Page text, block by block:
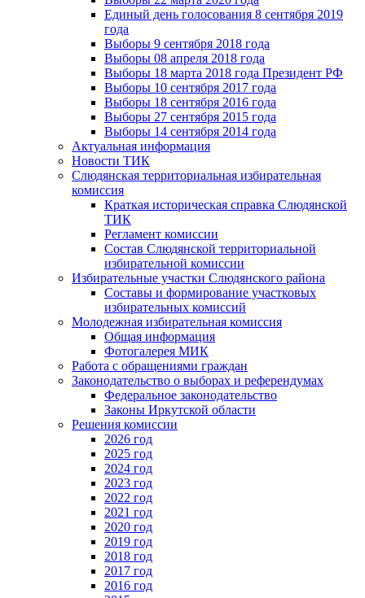
Единый день голосования 8 сентября 2019
года
Выборы 9 сентября 2018 года
Выборы 08 апреля 2018 года
Выборы 18 марта 2018 года Президент РФ
Выборы 10 сентября 2017 года
Выборы 18 сентября 2016 года
Выборы 27 сентября 2015 года
Выборы 14 сентября 2014 года
Актуальная информация
Новости ТИК
Слюдянская территориальная избирательная
комиссия
Краткая историческая справка Слюдянской
ТИК
Регламент комиссии
Состав Слюдянской территориальной
избирательной комиссии
Избирательные участки Слюдянского района
Составы и формирование участковых
избирательных комиссий
Молодежная избирательная комиссия
Общая информация
Фотогалерея МИК
Работа с обращениями граждан
Законодательство о выборах и референдумах
Федеральное законодательство
Законы Иркутской области
Решения комиссии
2026 год
2025 год
2024 год
2023 год
2022 год
2021 год
2020 год
2019 год
2018 год
2017 год
2016 год